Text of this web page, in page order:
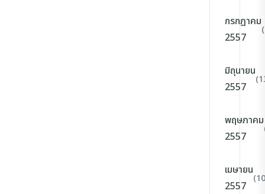
กรกฎาคม
2557
มิถุนายน
2557
พฤษภาคม
2557
เมษายน
2557